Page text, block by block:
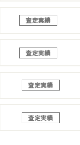
査定実績
査定実績
査定実績
査定実績